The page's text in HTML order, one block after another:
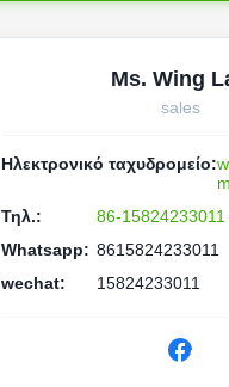
Ms. Wing
sales
Ηλεκτρονικό ταχυδρομείο:
Τηλ.:
86-15824233011
Whatsapp: 8615824233011
wechat:
15824233011